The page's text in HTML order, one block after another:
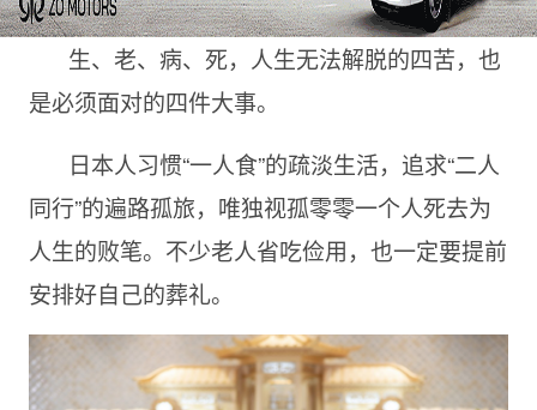
生、老、病、死，人生无法解脱的四苦，也
是必须面对的四件大事。
日本人习惯“一人食”的疏淡生活，追求“二人
同行”的遍路孤旅，唯独视孤零零一个人死去为
人生的败笔。不少老人省吃俭用，也一定要提前
安排好自己的葬礼。